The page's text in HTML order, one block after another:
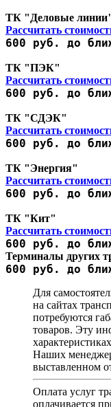
ТК "Деловые
Рассчитать
600 руб. до
ТК "ПЭК"
Рассчитать
600 руб. до
ТК "СДЭК"
Рассчитать
600 руб. до
ТК "Энергия"
Рассчитать
600 руб. до
ТК "Кит"
Рассчитать
600 руб. до
Терминалы других
600 руб. до
Для
на сайтах
потребуются
товаров. Эту
Наших
выставленном
Оплата услуг
оплачивается